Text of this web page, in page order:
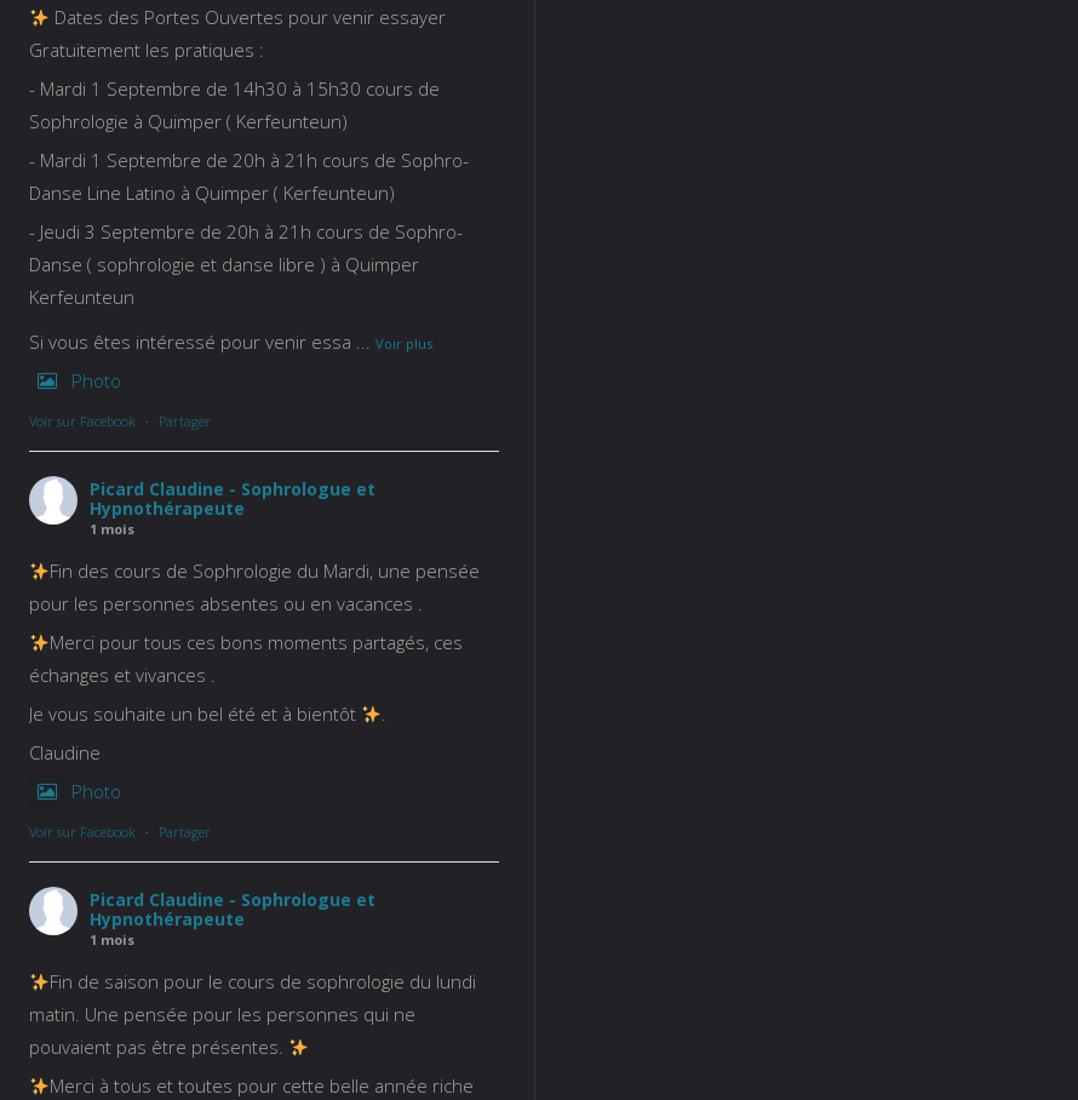
Dates des Portes Ouvertes pour venir essayer
Gratuitement les pratiques :
- Mardi 1 Septembre de 14h30 à 15h30 cours de
Sophrologie à Quimper ( Kerfeunteun)
- Mardi 1 Septembre de 20h à 21h cours de Sophro-
Danse Line Latino à Quimper ( Kerfeunteun)
- Jeudi 3 Septembre de 20h à 21h cours de Sophro-
Danse ( sophrologie et danse libre ) à Quimper
Kerfeunteun
Si vous êtes intéressé pour venir essa ... Voir plus
Photo
Voir sur Facebook · Partager
Picard Claudine - Sophrologue et
Hypnothérapeute
1 mois
Fin des cours de Sophrologie du Mardi, une pensée
pour les personnes absentes ou en vacances .
Merci pour tous ces bons moments partagés, ces
échanges et vivances .
Je vous souhaite un bel été et à bientôt
.
Claudine
Photo
Voir sur Facebook · Partager
Picard Claudine - Sophrologue et
Hypnothérapeute
1 mois
Fin de saison pour le cours de sophrologie du lundi
matin. Une pensée pour les personnes qui ne
pouvaient pas être présentes.
Merci à tous et toutes pour cette belle année riche